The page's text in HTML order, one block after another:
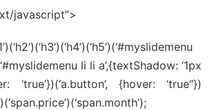
javascript”>
li li a’,{textShadow: ‘1px
‘true’})(‘a.button’, {hover: ‘true’’})